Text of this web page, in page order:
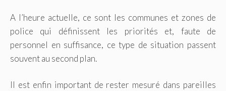
A l’heure actuelle, ce sont les communes et zones de
police qui définissent les priorités et, faute de
personnel en suffisance, ce type de situation passent
souvent au second plan.
Il est enfin important de rester mesuré dans pareilles